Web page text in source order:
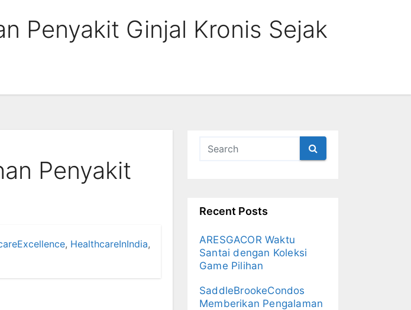
Penyakit Ginjal Kronis Sejak
Penyakit
, HealthcareInIndia,
Recent Posts
ARESGACOR Waktu
Santai dengan Koleksi
Game Pilihan
SaddleBrookeCondos
Memberikan Pengalaman